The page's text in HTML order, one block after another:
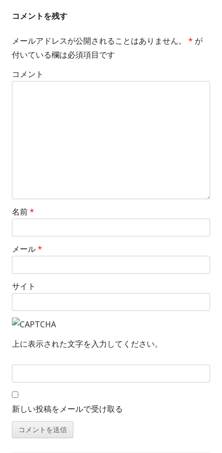
z
コメントを残す
メールアドレスが公開されることはありません。 * が
付いている欄は必須項目です
コメント
名前*
メール*
サイト
上に表示された文字を入力してください。
新しい投稿をメールで受け取る